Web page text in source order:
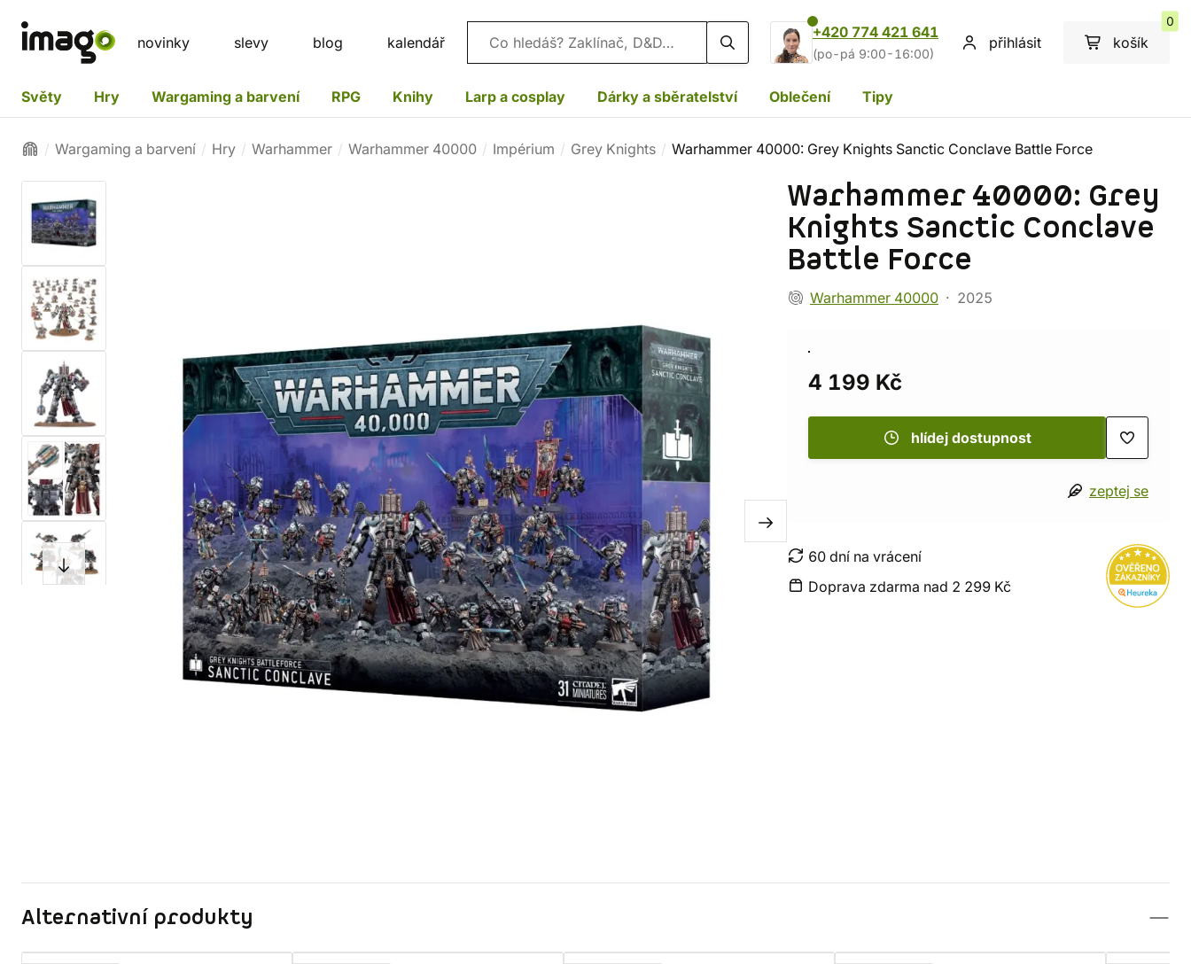
novinky slevy blog kalendář Vyhledávání
+420 774 421 641
(po-pá 9:00-16:00)
přihlásit košík
0
Světy Hry Wargaming a barvení RPG Knihy Larp a cosplay Dárky a sběratelství Oblečení Tipy
Wargaming a barvení Hry Warhammer Warhammer 40000 Impérium Grey Knights Warhammer 40000: Grey Knights Sanctic Conclave Battle Force
Warhammer 40000: Grey
Knights Sanctic Conclave
Battle Force
Warhammer 40000 2025
4 199 Kč
hlídej dostupnost
zeptej se
60 dní na vrácení
Doprava zdarma nad 2 299 Kč
Alternativní produkty